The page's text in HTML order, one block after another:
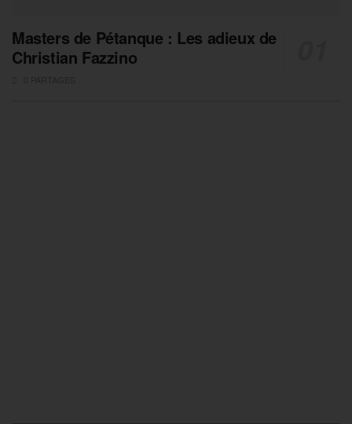
Masters de Pétanque : Les adieux de
Christian Fazzino